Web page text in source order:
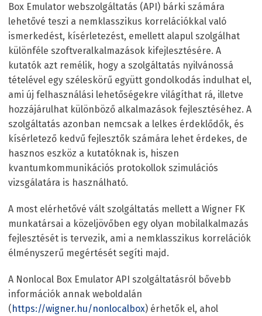
Box Emulator webszolgáltatás (API) bárki számára
lehetővé teszi a nemklasszikus korrelációkkal való
ismerkedést, kísérletezést, emellett alapul szolgálhat
különféle szoftveralkalmazások kifejlesztésére. A
kutatók azt remélik, hogy a szolgáltatás nyilvánossá
tételével egy széleskörű együtt gondolkodás indulhat el,
ami új felhasználási lehetőségekre világíthat rá, illetve
hozzájárulhat különböző alkalmazások fejlesztéséhez. A
szolgáltatás azonban nemcsak a lelkes érdeklődők, és
kísérletező kedvű fejlesztők számára lehet érdekes, de
hasznos eszköz a kutatóknak is, hiszen
kvantumkommunikációs protokollok szimulációs
vizsgálatára is használható.
A most elérhetővé vált szolgáltatás mellett a Wigner FK
munkatársai a közeljövőben egy olyan mobilalkalmazás
fejlesztését is tervezik, ami a nemklasszikus korrelációk
élményszerű megértését segíti majd.
A Nonlocal Box Emulator API szolgáltatásról bővebb
információk annak weboldalán
(https://wigner.hu/nonlocalbox) érhetők el, ahol